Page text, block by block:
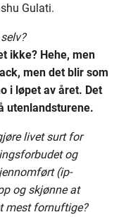
Gulati.
ikke? Hehe, men
men det blir som
i løpet av året. Det
utenlandsturene.
livet surt for
og
(ip-
og skjønne at
mest fornuftige?